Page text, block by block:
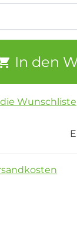
In den
Wunschliste